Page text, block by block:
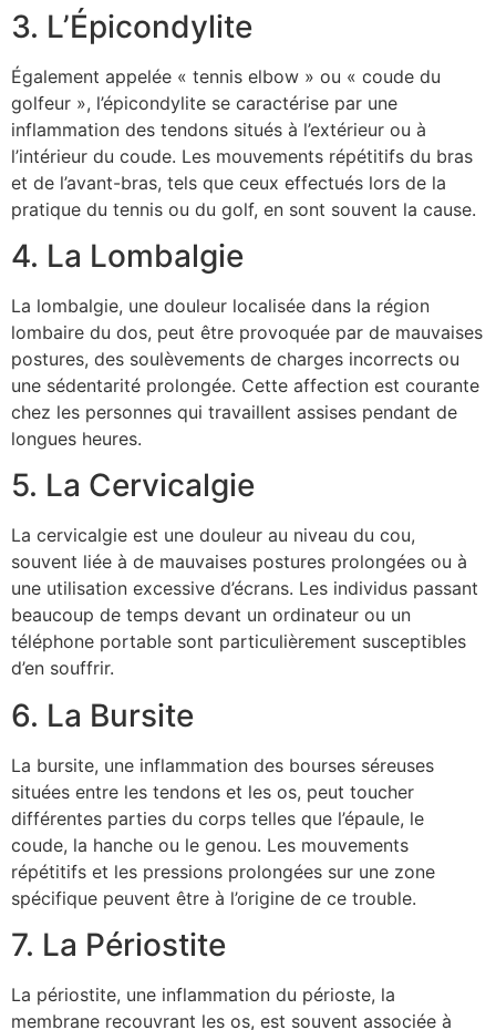
3. L’Épicondylite
Également appelée « tennis elbow » ou « coude du
golfeur », l’épicondylite se caractérise par une
inflammation des tendons situés à l’extérieur ou à
l’intérieur du coude. Les mouvements répétitifs du bras
et de l’avant-bras, tels que ceux effectués lors de la
pratique du tennis ou du golf, en sont souvent la cause.
4. La Lombalgie
La lombalgie, une douleur localisée dans la région
lombaire du dos, peut être provoquée par de mauvaises
postures, des soulèvements de charges incorrects ou
une sédentarité prolongée. Cette affection est courante
chez les personnes qui travaillent assises pendant de
longues heures.
5. La Cervicalgie
La cervicalgie est une douleur au niveau du cou,
souvent liée à de mauvaises postures prolongées ou à
une utilisation excessive d’écrans. Les individus passant
beaucoup de temps devant un ordinateur ou un
téléphone portable sont particulièrement susceptibles
d’en souffrir.
6. La Bursite
La bursite, une inflammation des bourses séreuses
situées entre les tendons et les os, peut toucher
différentes parties du corps telles que l’épaule, le
coude, la hanche ou le genou. Les mouvements
répétitifs et les pressions prolongées sur une zone
spécifique peuvent être à l’origine de ce trouble.
7. La Périostite
La périostite, une inflammation du périoste, la
membrane recouvrant les os, est souvent associée à